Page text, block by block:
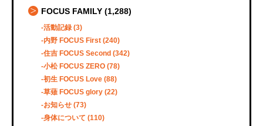
FOCUS FAMILY (1,288)
活動記録 (3)
内野 FOCUS First (240)
住吉 FOCUS Second (342)
小松 FOCUS ZERO (78)
初生 FOCUS Love (88)
草薙 FOCUS glory (22)
お知らせ (73)
身体について (110)